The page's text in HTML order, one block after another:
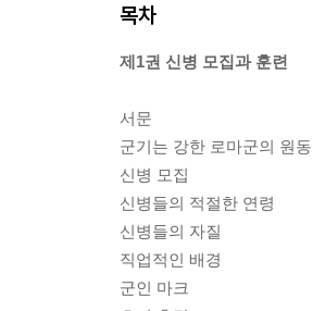
목차
제1권 신병 모집과 훈련
서문
군기는 강한 로마군의 원
신병 모집
신병들의 적절한 연령
신병들의 자질
직업적인 배경
군인 마크